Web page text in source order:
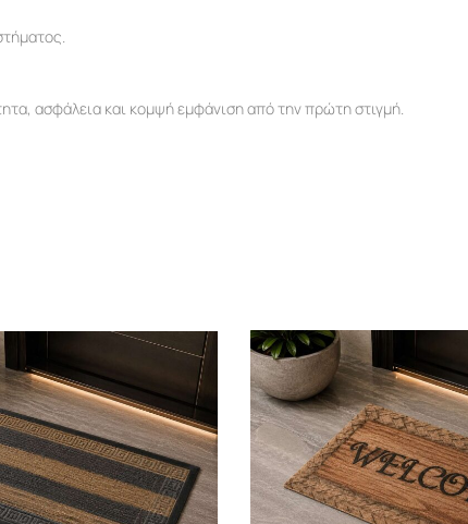
ασφάλεια και κομψή εμφάνιση από την πρώτη στιγμή.